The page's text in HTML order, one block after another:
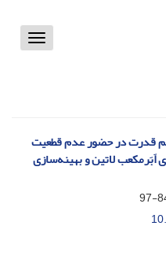
Toggle
قدرت در حضور عدم قطعیت
اَبَرمکعب لاتین و بهینه‌سازی